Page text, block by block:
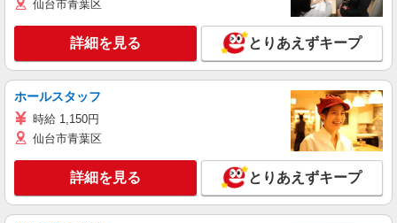
仙台市青葉区
詳細を見る とりあえずキープ
ホールスタッフ
時給 1,150円
仙台市青葉区
詳細を見る とりあえずキープ